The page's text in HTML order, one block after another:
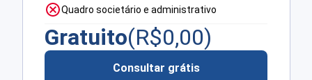
Quadro societário e administrativo
Gratuito(R$0,00)
Consultar grátis